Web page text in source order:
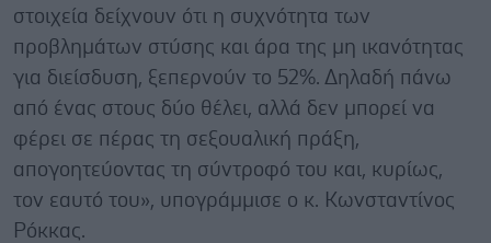
στοιχεία δείχνουν ότι η συχνότητα των
προβλημάτων στύσης και άρα της μη ικανότητας
για διείσδυση, ξεπερνούν το 52%. Δηλαδή πάνω
από ένας στους δύο θέλει, αλλά δεν μπορεί να
φέρει σε πέρας τη σεξουαλική πράξη,
απογοητεύοντας τη σύντροφό του και, κυρίως,
τον εαυτό του», υπογράμμισε ο κ. Κωνσταντίνος
Ρόκκας.